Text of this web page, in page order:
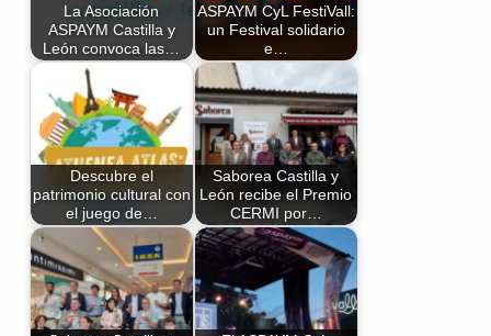
La Asociación
ASPAYM Castilla y
León convoca las…
ASPAYM CyL FestiVall:
un Festival solidario
e…
Descubre el
patrimonio cultural con
el juego de…
Saborea Castilla y
León recibe el Premio
CERMI por…